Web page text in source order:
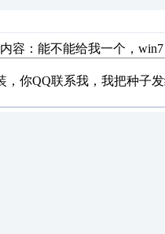
容：能不能给我一个，
，你QQ联系我，我把种子